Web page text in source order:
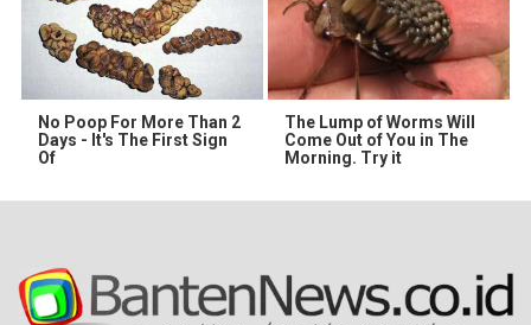
No Poop For More Than 2
Days - It's The First Sign
Of
The Lump of Worms Will
Come Out of You in The
Morning. Try it